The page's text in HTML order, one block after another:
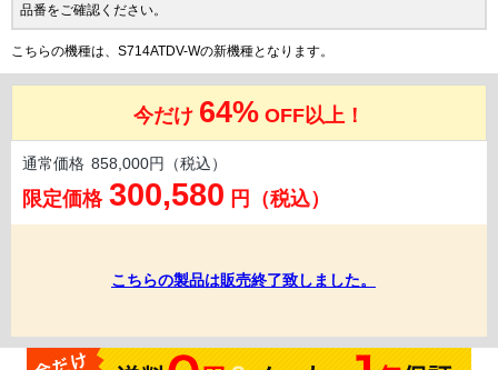
品番をご確認ください。
こちらの機種は、S714ATDV-Wの新機種となります。
今だけ 64% OFF以上！
通常価格 858,000円（税込）
限定価格 300,580 円（税込）
こちらの製品は販売終了致しました。